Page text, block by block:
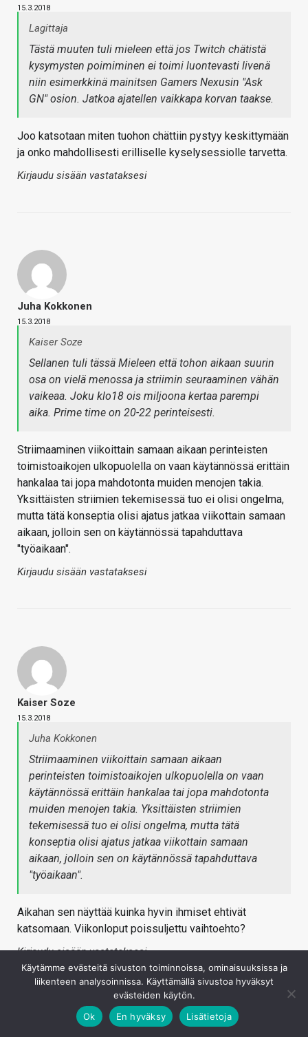
15.3.2018
Lagittaja
Tästä muuten tuli mieleen että jos Twitch chätistä
kysymysten poimiminen ei toimi luontevasti livenä
niin esimerkkinä mainitsen Gamers Nexusin "Ask
GN" osion. Jatkoa ajatellen vaikkapa korvan taakse.
Joo katsotaan miten tuohon chättiin pystyy keskittymään
ja onko mahdollisesti erilliselle kyselysessiolle tarvetta.
Kirjaudu sisään vastataksesi
Juha Kokkonen
15.3.2018
Kaiser Soze
Sellanen tuli tässä Mieleen että tohon aikaan suurin
osa on vielä menossa ja striimin seuraaminen vähän
vaikeaa. Joku klo18 ois miljoona kertaa parempi
aika. Prime time on 20-22 perinteisesti.
Striimaaminen viikoittain samaan aikaan perinteisten
toimistoaikojen ulkopuolella on vaan käytännössä erittäin
hankalaa tai jopa mahdotonta muiden menojen takia.
Yksittäisten striimien tekemisessä tuo ei olisi ongelma,
mutta tätä konseptia olisi ajatus jatkaa viikottain samaan
aikaan, jolloin sen on käytännössä tapahduttava
"työaikaan".
Kirjaudu sisään vastataksesi
Kaiser Soze
15.3.2018
Juha Kokkonen
Striimaaminen viikoittain samaan aikaan
perinteisten toimistoaikojen ulkopuolella on vaan
käytännössä erittäin hankalaa tai jopa mahdotonta
muiden menojen takia. Yksittäisten striimien
tekemisessä tuo ei olisi ongelma, mutta tätä
konseptia olisi ajatus jatkaa viikottain samaan
aikaan, jolloin sen on käytännössä tapahduttava
"työaikaan".
Aikahan sen näyttää kuinka hyvin ihmiset ehtivät
katsomaan. Viikonloput poissuljettu vaihtoehto?
Kirjaudu sisään vastataksesi
Käytämme evästeitä sivuston toiminnoissa, ominaisuuksissa ja
liikenteen analysoinnissa. Käyttämällä sivustoa hyväksyt
evästeiden käytön.
Ok
En hyväksy Lisätietoja